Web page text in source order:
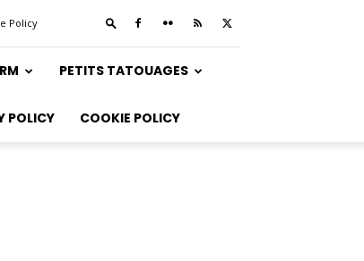
Policy
PETITS TATOUAGES
POLICY COOKIE POLICY